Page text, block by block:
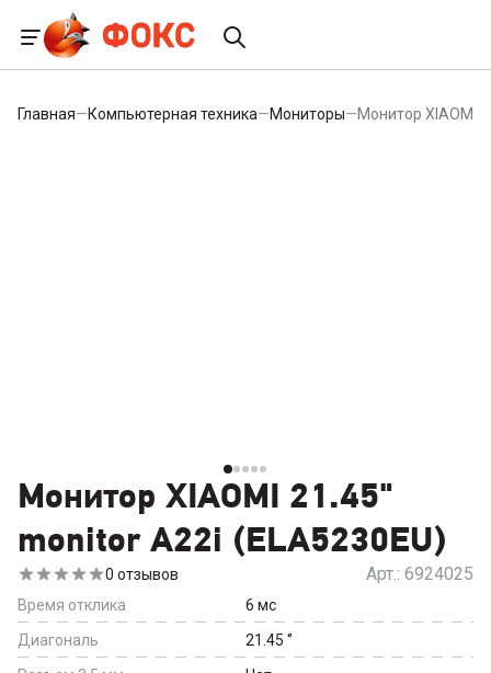
Главная—Компьютерная техника—Мониторы—Монитор XIAOMI
Монитор XIAOMI 21.45"
monitor A22i (ELA5230EU)
0 отзывов Арт.: 6924025
Время отклика 6 мс
Диагональ
21.45 ‘’